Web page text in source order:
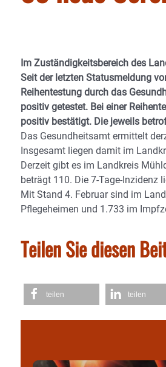
Im Zuständigkeitsbereich des
Seit der letzten Statusmeldung
Reihentestung durch das
positiv getestet. Bei einer
positiv bestätigt. Die jeweils
Das Gesundheitsamt ermittelt
Insgesamt liegen damit im
Derzeit gibt es im Landkreis
beträgt 110. Die 7-Tage-Inzidenz
Mit Stand 4. Februar sind im
Pflegeheimen und 1.733 im
Teilen Sie diesen
teilen teilen